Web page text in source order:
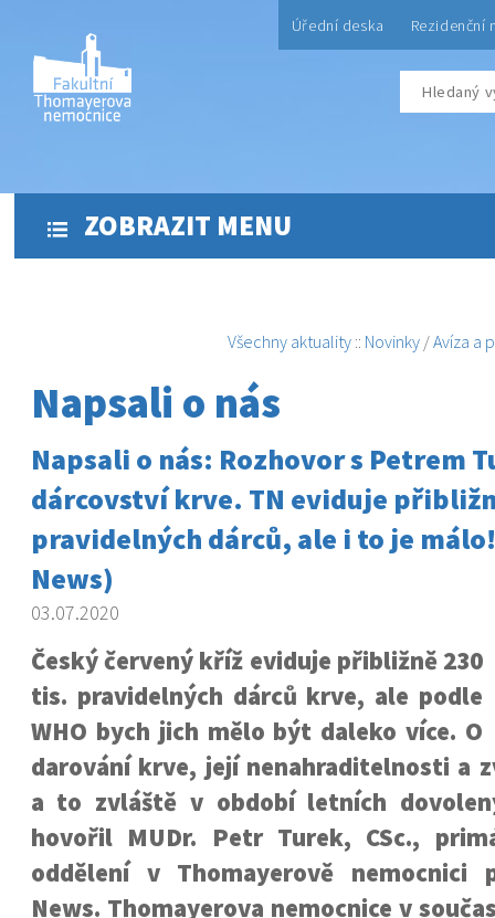
Úřední deska Rezidenční
ZOBRAZIT MENU
Všechny aktuality :: Novinky /Avíza a
Napsali o nás
Napsali o nás: Rozhovor s Petrem
dárcovství krve. TN eviduje
pravidelných dárců, ale i to je
News)
03.07.2020
Český červený kříž eviduje přibližně 230
tis. pravidelných dárců krve, ale podle
WHO bych jich mělo být daleko více. O
darování krve, její nenahraditelnosti a
a to zvláště v období letních
hovořil MUDr. Petr Turek, CSc.,
oddělení v Thomayerově nemocnici
News. Thomayerova nemocnice v